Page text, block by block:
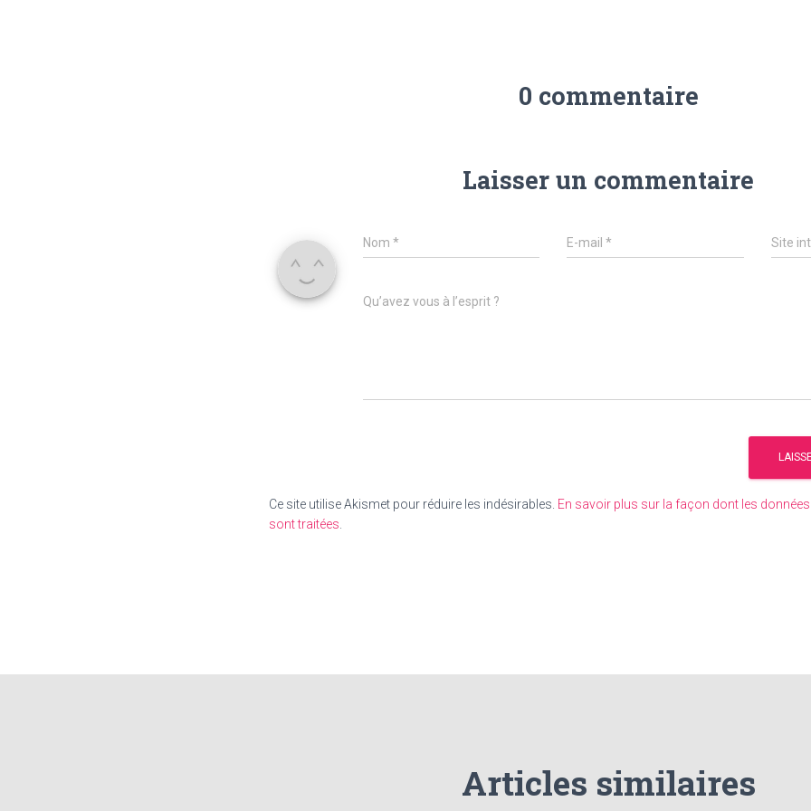
0 commentaire
Laisser un commentaire
Nom * E-mail* Site
Qu’avez vous à l’esprit ?
Ce site utilise Akismet pour réduire les indésirables. En savoir plus sur la façon dont les
sont traitées.
Articles similaires